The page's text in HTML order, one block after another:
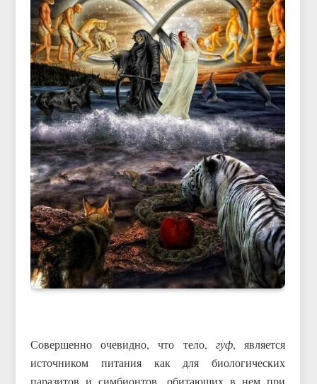
Совершенно очевидно, что тело,гуф, является
источником питания как для биологических
паразитов и симбионтов, обитающих в нем при